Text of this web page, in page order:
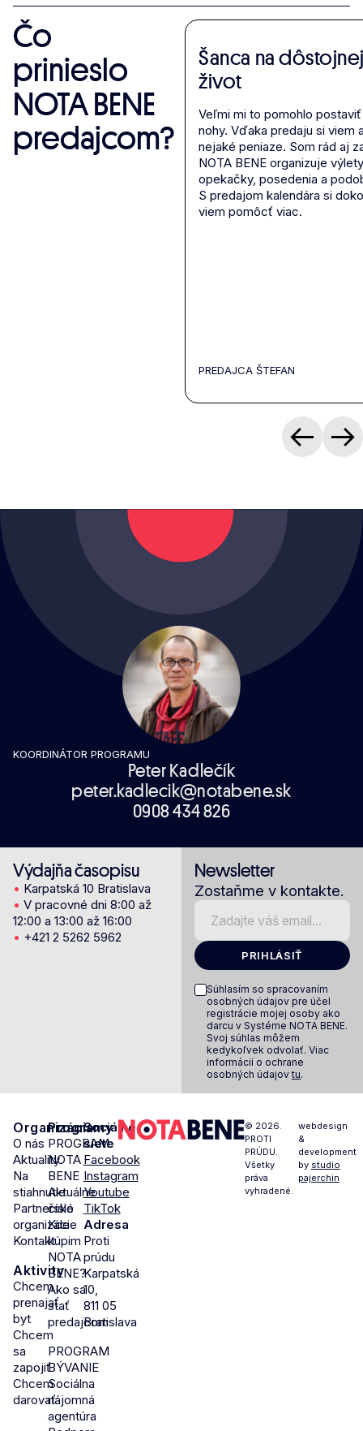
Čo
prinieslo
NOTA BENE
predajcom?
Šanca na
život
Veľmi mi to pomohlo postaviť
nohy. Vďaka predaju si viem
nejaké peniaze. Som rád aj
NOTA BENE organizuje
opekačky, posedenia a
S predajom kalendára si
viem pomôcť viac.
PREDAJCA ŠTEFAN
KOORDINÁTOR PROGRAMU​
Peter Kadlečík
peter.kadlecik@notabene.sk
0908 434 826
Výdajňa časopisu
• Karpatská 10 Bratislava
• V pracovné dni 8:00 až
12:00 a 13:00 až 16:00
• +421 2 5262 5962
Newsletter
Zostaňme v kontakte.
PRIHLÁSIŤ
Súhlasím so spracovaním
osobných údajov pre účel
registrácie mojej osoby ako
darcu v Systéme NOTA BENE.
Svoj súhlas môžem
kedykoľvek odvolať. Viac
informácií o ochrane
osobných údajov tu.
Organizácia
O nás
Aktuality
Na
stiahnutie
Partnerské
organizácie
Kontakt
Aktivity
Chcem
prenajať
byt
Chcem
sa
zapojiť
Chcem
darovať
Programy
PROGRAM
NOTA
BENE
Aktuálne
číslo
Kde
kúpim
NOTA
BENE?
Ako sa
stať
predajcom
PROGRAM
BÝVANIE
Sociálna
nájomná
agentúra
Sociálne
siete
Facebook
Instagram
Youtube
TikTok
Adresa
Proti
prúdu
Karpatská
10,
811 05
Bratislava
© 2026.
PROTI
PRÚDU.
Všetky
práva
vyhradené.
webdesign
&
development
by studio
pajerchin